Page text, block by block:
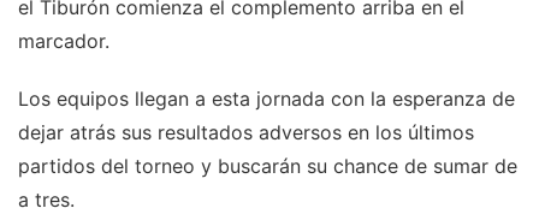
el Tiburón comienza el complemento arriba en el
marcador.
Los equipos llegan a esta jornada con la esperanza de
dejar atrás sus resultados adversos en los últimos
partidos del torneo y buscarán su chance de sumar de
a tres.